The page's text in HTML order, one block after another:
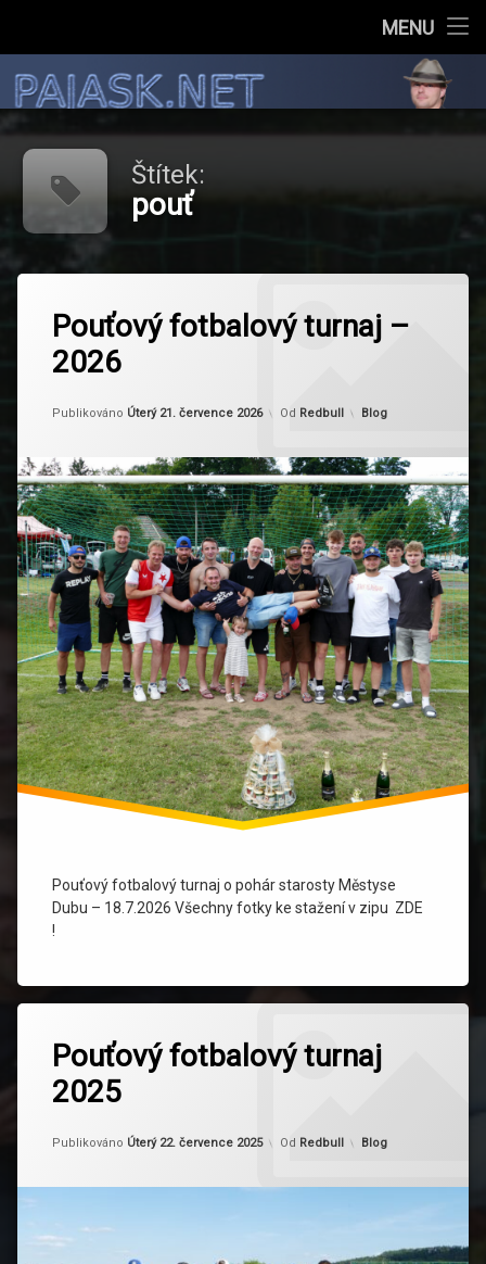
MENU
Můj blog
obsahu
webu
Štítek:
pouť
Pouťový fotbalový turnaj –
2026
Publikováno Úterý 21. července 2026
Aktualizováno Úterý 21. července
Od Redbull Kategorie:
Blog
Pouťový fotbalový turnaj o pohár starosty Městyse
Dubu – 18.7.2026 Všechny fotky ke stažení v zipu ZDE
!
fotbal
komentář
na
Pouťový
fotbalový
–
Pouťový fotbalový turnaj
2025
Publikováno Úterý 22. července 2025 Od Redbull Kategorie:
Blog
fotbal
pouť
Dub